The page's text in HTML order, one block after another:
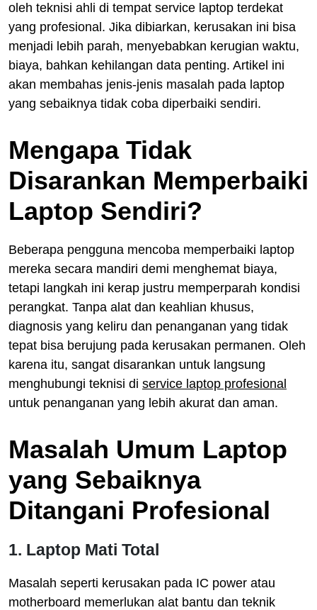
oleh teknisi ahli di tempat service laptop terdekat
yang profesional. Jika dibiarkan, kerusakan ini bisa
menjadi lebih parah, menyebabkan kerugian waktu,
biaya, bahkan kehilangan data penting. Artikel ini
akan membahas jenis-jenis masalah pada laptop
yang sebaiknya tidak coba diperbaiki sendiri.
Mengapa Tidak
Disarankan Memperbaiki
Laptop Sendiri?
Beberapa pengguna mencoba memperbaiki laptop
mereka secara mandiri demi menghemat biaya,
tetapi langkah ini kerap justru memperparah kondisi
perangkat. Tanpa alat dan keahlian khusus,
diagnosis yang keliru dan penanganan yang tidak
tepat bisa berujung pada kerusakan permanen. Oleh
karena itu, sangat disarankan untuk langsung
menghubungi teknisi di service laptop profesional
untuk penanganan yang lebih akurat dan aman.
Masalah Umum Laptop
yang Sebaiknya
Ditangani Profesional
1. Laptop Mati Total
Masalah seperti kerusakan pada IC power atau
motherboard memerlukan alat bantu dan teknik